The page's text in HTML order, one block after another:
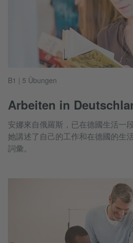
B1 | 5 Übungen
Arbeiten in
安娜來自俄羅斯，已在德國生活一
她講述了自己的工作和在德國的生
詞彙。